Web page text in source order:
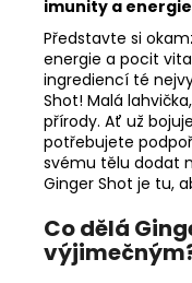
imunity a
Představte si
energie a pocit
ingrediencí té
Shot! Malá
přírody. Ať už
potřebujete
svému tělu dodat
Ginger Shot je tu,
Co dělá